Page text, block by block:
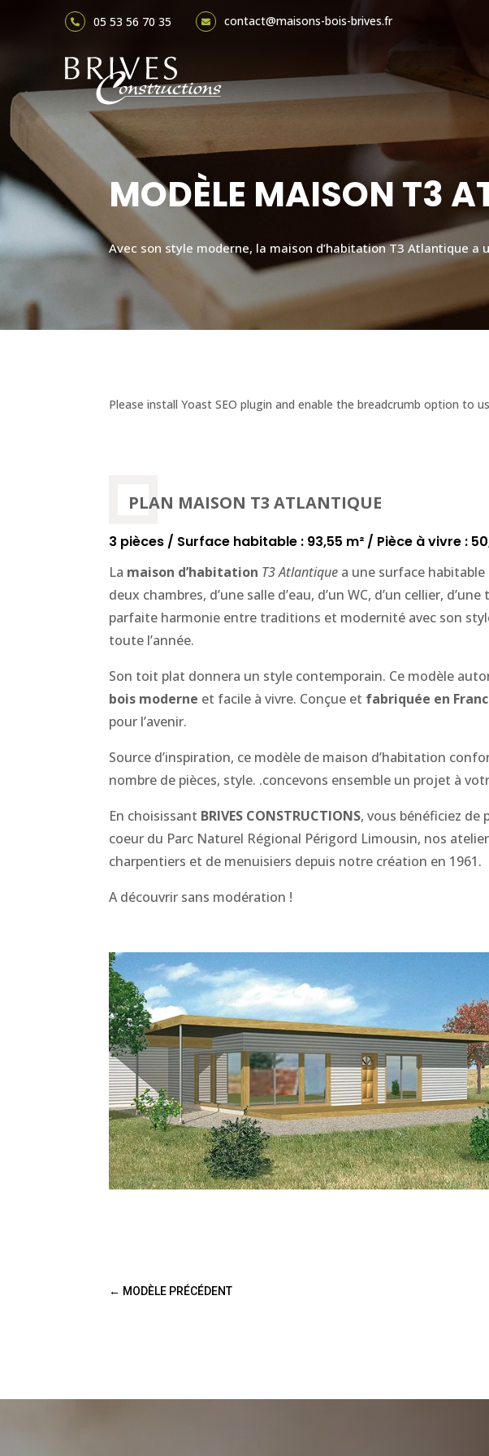
 05 53 56 70 35  contact@maisons-bois-brives.fr
MODÈLE MAISON T3
Avec son style moderne, la maison d’habitation T3 Atlantique a
Please installYoast SEO plugin and enable the breadcrumb option to
PLAN MAISON T3 ATLANTIQUE
3 pièces / Surface habitable : 93,55 m² / Pièce à vivre :
La maison d’habitation T3 Atlantique a une surface habitable
deux chambres, d’une salle d’eau, d’un WC, d’un cellier,
parfaite harmonie entre traditions et modernité avec son
toute l’année.
Son toit plat donnera un style contemporain. Ce modèle
bois moderne et facile à vivre. Conçue et fabriquée en
pour l’avenir.
Source d’inspiration, ce modèle de maison d’habitation
nombre de pièces, style. .concevons ensemble un projet à
En choisissant BRIVES CONSTRUCTIONS, vous bénéficiez de
coeur du Parc Naturel Régional Périgord Limousin, nos
charpentiers et de menuisiers depuis notre création en 1961.
A découvrir sans modération !
← MODÈLE PRÉCÉDENT